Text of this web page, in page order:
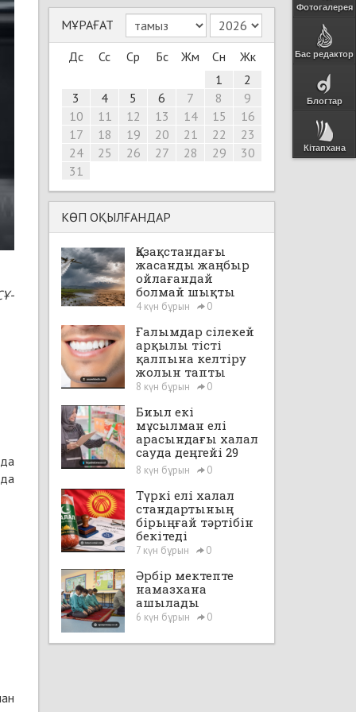
Фотогалерея
Бас редактор
Блогтар
Кітапхана
МҰРАҒАТ
Дс
Сс Ср Бс Жм Сн
Жк
1
2
3
4 5 6 7 8
9
10
11 12 13 14 15
16
17
18 19 20 21 22
23
24
25 26 27 28 29
30
31
КӨП ОҚЫЛҒАНДАР
Қазақстандағы
жасанды жаңбыр
ойлағандай
болмай шықты
4 күн бұрын 0
Ғалымдар сілекей
арқылы тісті
қалпына келтіру
жолын тапты
8 күн бұрын 0
Биыл екі
мұсылман елі
арасындағы халал
сауда деңгейі 29
млрд доллардан
асады
8 күн бұрын 0
Түркі елі халал
стандартының
бірыңғай тәртібін
бекітеді
7 күн бұрын 0
Әрбір мектепте
намазхана
ашылады
6 күн бұрын 0